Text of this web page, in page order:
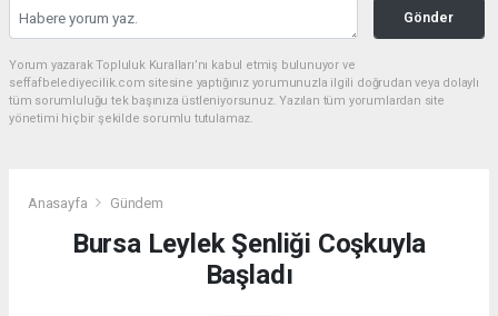
Gönder
Yorum yazarak Topluluk Kuralları’nı kabul etmiş bulunuyor ve
seffafbelediyecilik.com sitesine yaptığınız yorumunuzla ilgili doğrudan veya dolaylı
tüm sorumluluğu tek başınıza üstleniyorsunuz. Yazılan tüm yorumlardan site
yönetimi hiçbir şekilde sorumlu tutulamaz.
Anasayfa Gündem
Bursa Leylek Şenliği Coşkuyla
Başladı